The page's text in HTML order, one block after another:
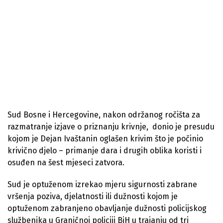
Sud Bosne i Hercegovine, nakon održanog ročišta za
razmatranje izjave o priznanju krivnje, donio je presudu
kojom je Dejan Ivaštanin oglašen krivim što je počinio
krivično djelo – primanje dara i drugih oblika koristi i
osuđen na šest mjeseci zatvora.
Sud je optuženom izrekao mjeru sigurnosti zabrane
vršenja poziva, djelatnosti ili dužnosti kojom je
optuženom zabranjeno obavljanje dužnosti policijskog
službenika u Graničnoj policiji BiH u trajanju od tri